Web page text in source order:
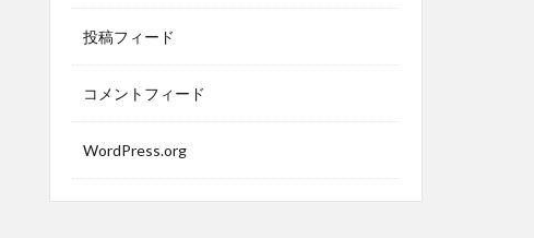
投稿フィード
コメントフィード
WordPress.org